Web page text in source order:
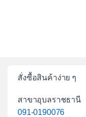
สั่งซื้อสินค้าง่าย ๆ
สาขาอุบลราชธานี
091-0190076